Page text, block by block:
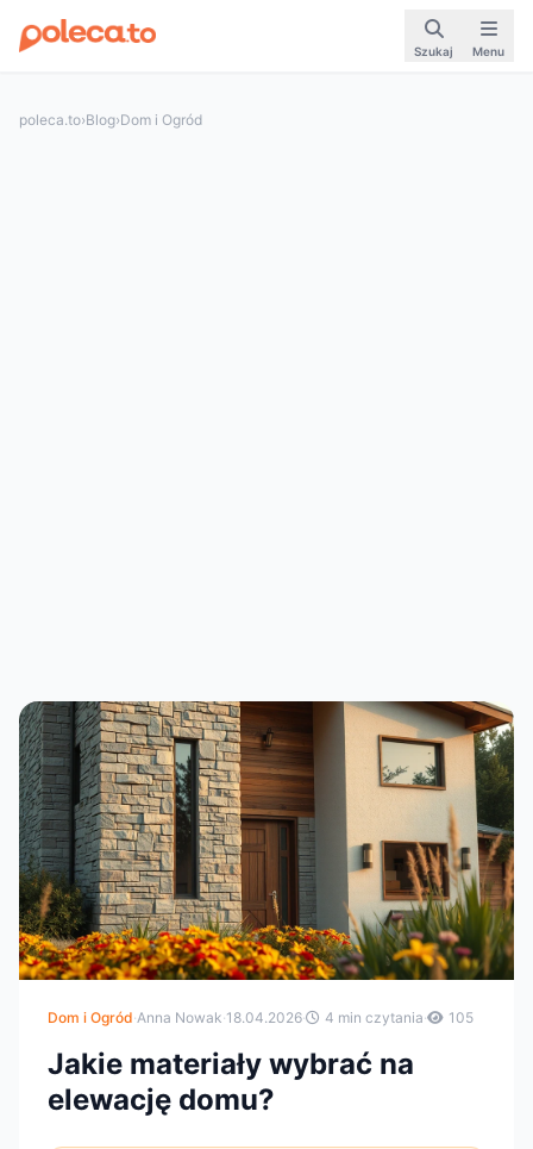
Szukaj Menu
poleca.to›Blog›Dom i Ogród
Dom i Ogród·Anna Nowak·18.04.2026· 4 min czytania· 105
Jakie materiały wybrać na
elewację domu?